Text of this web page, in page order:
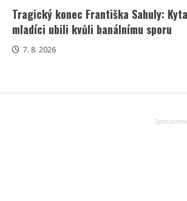
Tragický konec Františka Sahuly:
mladíci ubili kvůli banálnímu sporu
7. 8. 2026